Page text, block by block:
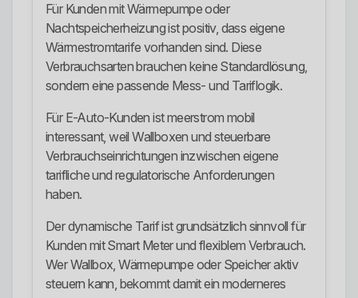
Für Kunden mit Wärmepumpe oder
Nachtspeicherheizung ist positiv, dass eigene
Wärmestromtarife vorhanden sind. Diese
Verbrauchsarten brauchen keine Standardlösung,
sondern eine passende Mess- und Tariflogik.
Für E-Auto-Kunden ist meerstrom mobil
interessant, weil Wallboxen und steuerbare
Verbrauchseinrichtungen inzwischen eigene
tarifliche und regulatorische Anforderungen
haben.
Der dynamische Tarif ist grundsätzlich sinnvoll für
Kunden mit Smart Meter und flexiblem Verbrauch.
Wer Wallbox, Wärmepumpe oder Speicher aktiv
steuern kann, bekommt damit ein moderneres